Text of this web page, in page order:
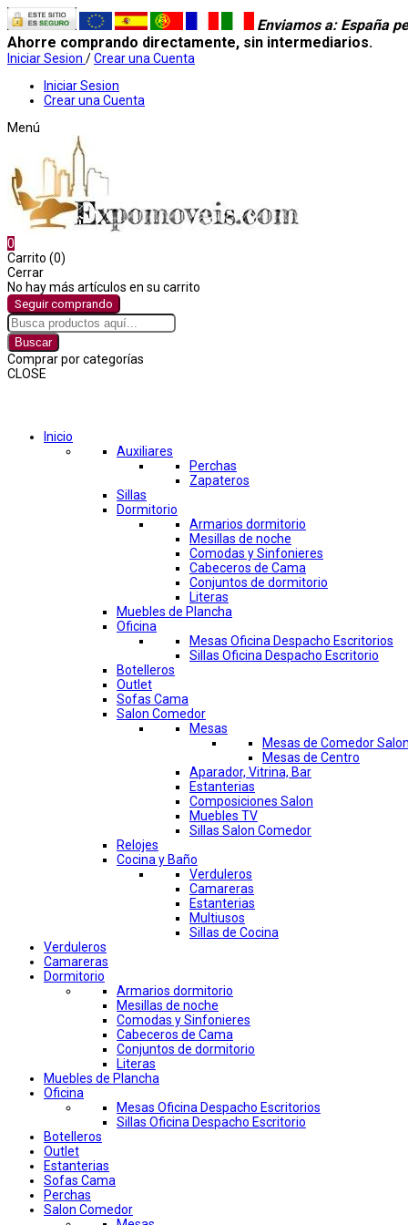
Enviamos a: España
Ahorre comprando directamente, sin intermediarios.
Iniciar Sesion /Crear una Cuenta
Iniciar Sesion
Crear una Cuenta
Menú
0
Carrito (0)
Cerrar
No hay más artículos en su carrito
Seguir comprando
Buscar
Comprar por categorías
CLOSE
Inicio
Auxiliares
Perchas
Zapateros
Sillas
Dormitorio
Armarios dormitorio
Mesillas de noche
Comodas y Sinfonieres
Cabeceros de Cama
Conjuntos de dormitorio
Literas
Muebles de Plancha
Oficina
Mesas Oficina Despacho Escritorios
Sillas Oficina Despacho Escritorio
Botelleros
Outlet
Sofas Cama
Salon Comedor
Mesas
Mesas de Comedor
Mesas de Centro
Aparador, Vitrina, Bar
Estanterias
Composiciones Salon
Muebles TV
Sillas Salon Comedor
Relojes
Cocina y Baño
Verduleros
Camareras
Estanterias
Multiusos
Sillas de Cocina
Verduleros
Camareras
Dormitorio
Armarios dormitorio
Mesillas de noche
Comodas y Sinfonieres
Cabeceros de Cama
Conjuntos de dormitorio
Literas
Muebles de Plancha
Oficina
Mesas Oficina Despacho Escritorios
Sillas Oficina Despacho Escritorio
Botelleros
Outlet
Estanterias
Sofas Cama
Perchas
Salon Comedor